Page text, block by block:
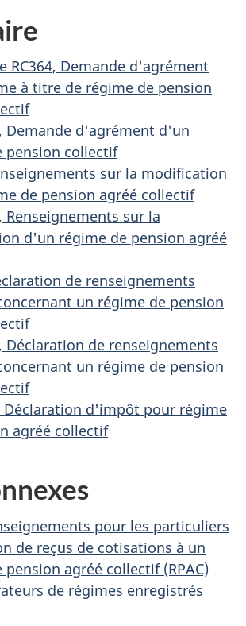
RC364, Demande d'agrément
à titre de régime de pension
Demande d'agrément d'un
pension collectif
sur la modification
de pension agréé collectif
Renseignements sur la
d'un régime de pension agréé
de renseignements
un régime de pension
Déclaration de renseignements
un régime de pension
Déclaration d'impôt pour régime
agréé collectif
pour les particuliers
de reçus de cotisations à un
pension agréé collectif (RPAC)
de régimes enregistrés